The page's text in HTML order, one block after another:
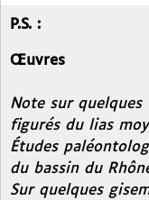
P.S. :
Œuvres
Note sur quelques
figurés du lias
Études
du bassin du
Sur quelques